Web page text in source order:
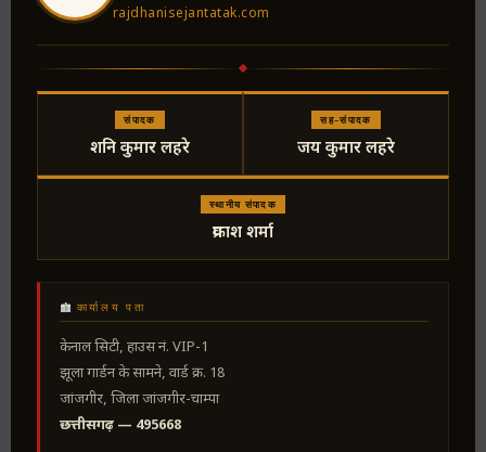
rajdhanisejantatak.com
संपादक
शनि कुमार लहरे
सह-संपादक
जय कुमार लहरे
स्थानीय संपादक
प्रकाश शर्मा
कार्यालय पता
केनाल सिटी, हाउस नं. VIP-1
झूला गार्डन के सामने, वार्ड क्र. 18
जांजगीर, जिला जांजगीर-चाम्पा
छत्तीसगढ़ — 495668